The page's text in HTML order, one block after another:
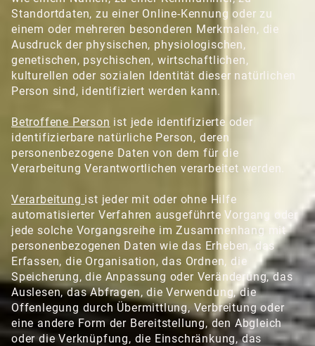
Standortdaten, zu einer Online-Kennung oder zu
einem oder mehreren besonderen Merkmalen, die
Ausdruck der physischen, physiologischen,
genetischen, psychischen, wirtschaftlichen,
kulturellen oder sozialen Identität dieser natürlichen
Person sind, identifiziert werden kann.
Betroffene Person ist jede identifizierte oder
identifizierbare natürliche Person, deren
personenbezogene Daten von dem für die
Verarbeitung Verantwortlichen verarbeitet werden.
Verarbeitung ist jeder mit oder ohne Hilfe
automatisierter Verfahren ausgeführte Vorgang oder
jede solche Vorgangsreihe im Zusammenhang mit
personenbezogenen Daten wie das Erheben, das
Erfassen, die Organisation, das Ordnen, die
Speicherung, die Anpassung oder Veränderung, das
Auslesen, das Abfragen, die Verwendung, die
Offenlegung durch Übermittlung, Verbreitung oder
eine andere Form der Bereitstellung, den Abgleich
oder die Verknüpfung, die Einschränkung, das